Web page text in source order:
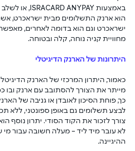
באמצעות ISRACARD ANYPAY, או לשלב בין השניים.
הוא ארנק התשלומים מבית ישראכרט,
ישראכרט וגם הוא בדומה לאחרים, מאפשר
מחוויית קניה נוחה, קלה ובטוחה.
היתרונות של הארנק הדיגיטלי
כאמור, היתרון המרכזי של הארנק
מייתר את הצורך להסתובב עם ארנק ובו
כך, פוחת הסיכון לאובדן או גניבה של
לבצע תשלומים גם באופן ספונטני, ללא
צורך לזכור את הקוד הסודי. יתרון נוסף
לא עובר מיד ליד – מעלה חשובה עבור
ההיגיינה.